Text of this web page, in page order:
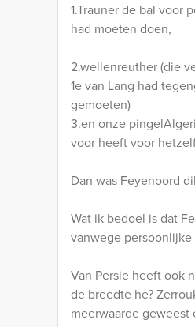
1.Trauner de bal voor
had moeten doen,
2.wellenreuther (die
1e van Lang had
gemoeten)
3.en onze
voor heeft voor
Dan was Feyenoord
Wat ik bedoel is dat
vanwege
Van Persie heeft ook
de breedte he?
meerwaarde geweest